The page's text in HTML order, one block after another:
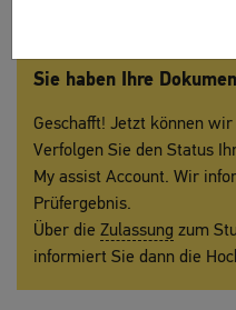
Sie haben Ihre
Geschafft! Jetzt können
Verfolgen Sie den Status
My assist Account. Wir
Prüfergebnis.
Über die Zulassung zum
informiert Sie dann die